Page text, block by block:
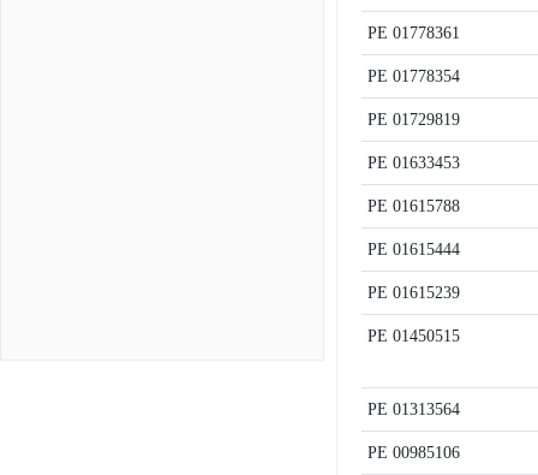
PE 01778361
PE 01778354
PE 01729819
PE 01633453
PE 01615788
PE 01615444
PE 01615239
PE 01450515
PE 01313564
PE 00985106